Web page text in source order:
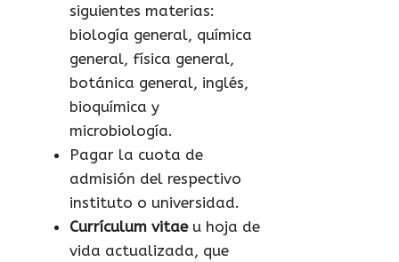
siguientes materias:
biología general, química
general, física general,
botánica general, inglés,
bioquímica y
microbiología.
Pagar la cuota de
admisión del respectivo
instituto o universidad.
Currículum vitaeu hoja de
vida actualizada, que